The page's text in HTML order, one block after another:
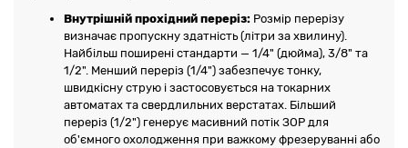
Внутрішній прохідний переріз: Розмір перерізу
визначає пропускну здатність (літри за хвилину).
Найбільш поширені стандарти — 1/4" (дюйма), 3/8" та
1/2". Менший переріз (1/4") забезпечує тонку,
швидкісну струю і застосовується на токарних
автоматах та свердлильних верстатах. Більший
переріз (1/2") генерує масивний потік ЗОР для
об'ємного охолодження при важкому фрезеруванні або